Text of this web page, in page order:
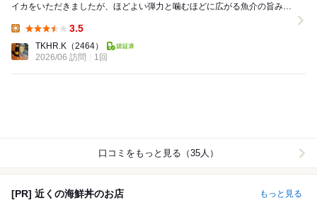
イカをいただきましたが、ほどよい弾力と噛むほどに広がる魚介の旨みが
3.5
TKHR.K （2464）
2026/06 訪問
1回
口コミをもっと見る（35人）
[PR] 近くの海鮮丼のお店 もっと見る